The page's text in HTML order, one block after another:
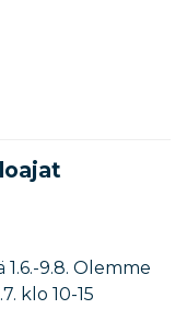
9.8. Olemme
klo 10-15